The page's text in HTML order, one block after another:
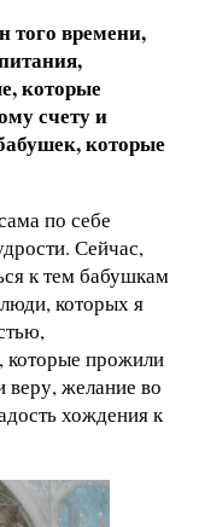
того времени,
которые
счету и
которые
по себе
Сейчас,
к тем бабушкам
которых я
которые прожили
веру, желание во
хождения к